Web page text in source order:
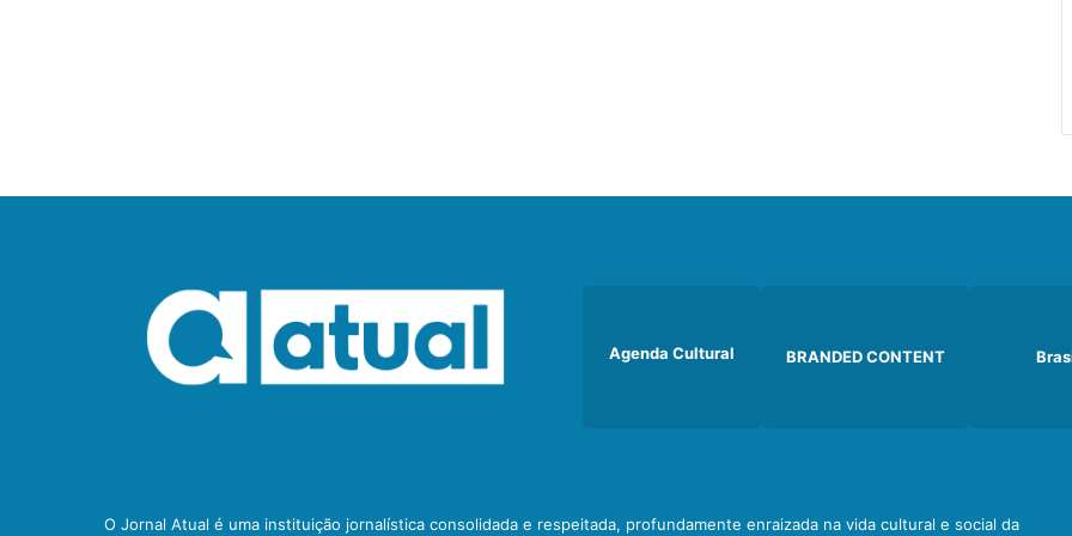
Agenda Cultural BRANDED CONTENT
O Jornal Atual é uma instituição jornalística consolidada e respeitada, profundamente enraizada na vida cultural e social da